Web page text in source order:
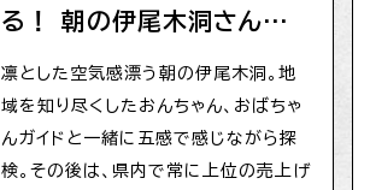
る！ 朝の伊尾木洞さんぽと
高知で人気の直販所でお買
い物
凛とした空気感漂う朝の伊尾木洞。地
域を知り尽くしたおんちゃん、おばちゃ
んガイドと一緒に五感で感じながら探
検。その後は、県内で常に上位の売上げ